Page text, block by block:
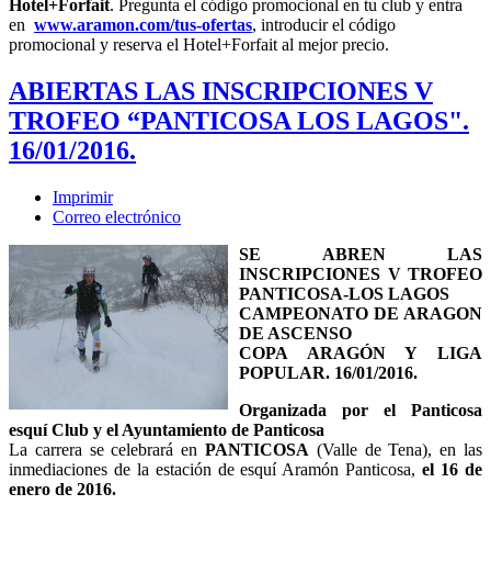
Hotel+Forfait. Pregunta el código promocional en tu club y entra
en www.aramon.com/tus-ofertas, introducir el código
promocional y reserva el Hotel+Forfait al mejor precio.
ABIERTAS LAS INSCRIPCIONES V
TROFEO “PANTICOSA LOS LAGOS".
16/01/2016.
Imprimir
Correo electrónico
SE ABREN LAS
INSCRIPCIONES V TROFEO
PANTICOSA-LOS LAGOS
CAMPEONATO DE ARAGON
DE ASCENSO
COPA ARAGÓN Y LIGA
POPULAR. 16/01/2016.
Organizada por el Panticosa
esquí Club y el Ayuntamiento de Panticosa
La carrera se celebrará en PANTICOSA (Valle de Tena), en las
inmediaciones de la estación de esquí Aramón Panticosa,el 16 de
enero de 2016.